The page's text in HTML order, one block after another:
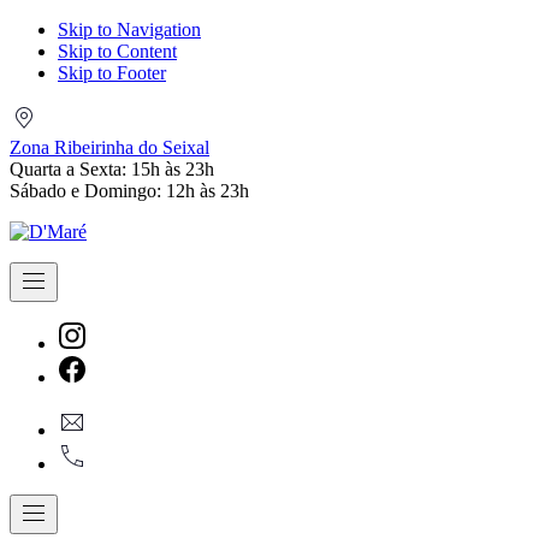
Skip to Navigation
Skip to Content
Skip to Footer
do
Seixal
Zona Ribeirinha do Seixal
Quarta a Sexta: 15h às 23h
Sábado e Domingo: 12h às 23h
Navigation
New
Window
Window